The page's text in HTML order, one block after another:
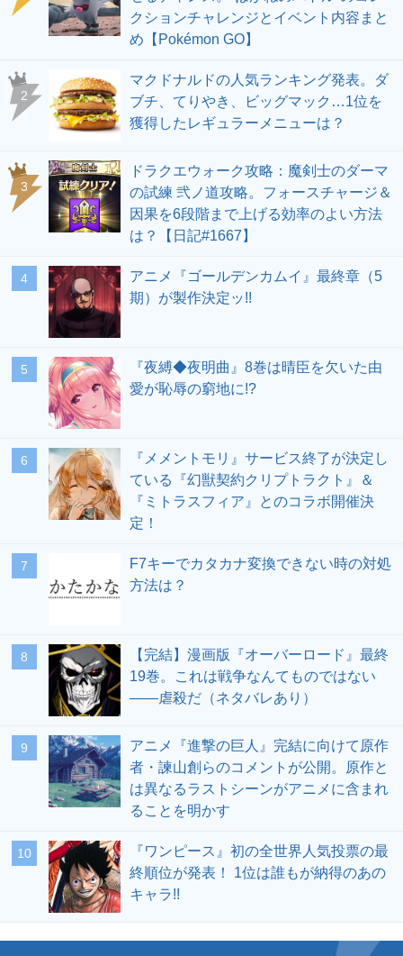
クションチャレンジとイベント内容まと
め【Pokémon GO】
マクドナルドの人気ランキング発表。ダ
ブチ、てりやき、ビッグマック…1位を
獲得したレギュラーメニューは？
ドラクエウォーク攻略：魔剣士のダーマ
の試練 弐ノ道攻略。フォースチャージ＆
因果を6段階まで上げる効率のよい方法
は？【日記#1667】
アニメ『ゴールデンカムイ』最終章（5
期）が製作決定ッ!!
『夜縛◆夜明曲』8巻は晴臣を欠いた由
愛が恥辱の窮地に!?
『メメントモリ』サービス終了が決定し
ている『幻獣契約クリプトラクト』＆
『ミトラスフィア』とのコラボ開催決
定！
F7キーでカタカナ変換できない時の対処
方法は？
【完結】漫画版『オーバーロード』最終
19巻。これは戦争なんてものではない
――虐殺だ（ネタバレあり）
アニメ『進撃の巨人』完結に向けて原作
者・諫山創らのコメントが公開。原作と
は異なるラストシーンがアニメに含まれ
ることを明かす
『ワンピース』初の全世界人気投票の最
終順位が発表！ 1位は誰もが納得のあの
キャラ!!